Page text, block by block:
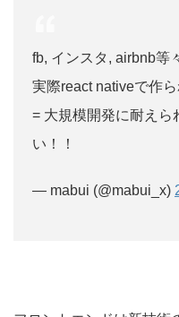
fb, インスタ, airbnb等
実際react nativeで作ら
= 大規模開発に耐えら
い！！
— mabui (@mabui_x)